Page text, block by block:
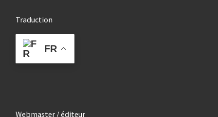
Traduction
FR
Webmaster / éditeur